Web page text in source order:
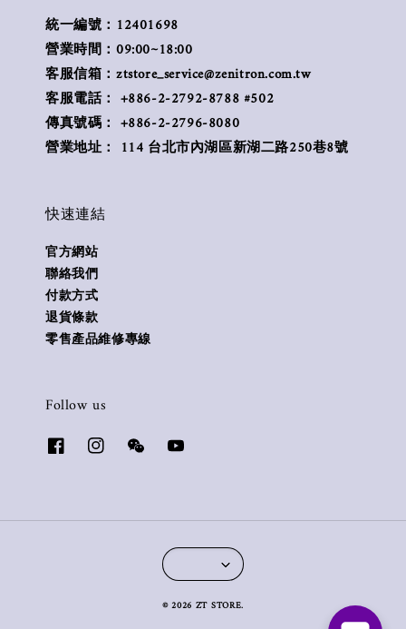
統一編號：12401698
營業時間：09:00~18:00
客服信箱：ztstore_service@zenitron.com.tw
客服電話： +886-2-2792-8788 #502
傳真號碼： +886-2-2796-8080
營業地址： 114 台北市內湖區新湖二路250巷8號
快速連結
官方網站
聯絡我們
付款方式
退貨條款
零售產品維修專線
Follow us
© 2026 ZT STORE.